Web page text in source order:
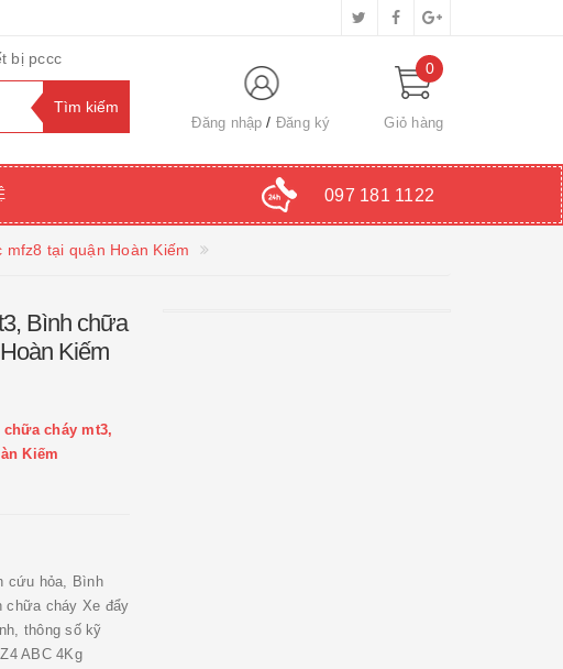
bị pccc
Đăng nhập Đăng ký
0
Giỏ hàng
097 181 1122
tại quận Hoàn Kiếm
Bình chữa
Kiếm
cháy mt3,
Kiếm
cứu hỏa, Bình
chữa cháy Xe đẩy
thông số kỹ
ABC 4Kg